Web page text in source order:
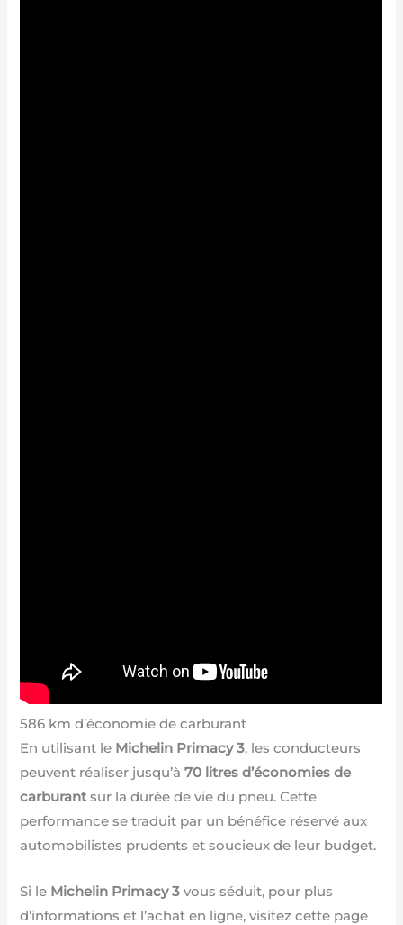
586 km d’économie de carburant
En utilisant le Michelin Primacy 3, les conducteurs
peuvent réaliser jusqu’à70 litres d’économies de
carburantsur la durée de vie du pneu. Cette
performance se traduit par un bénéfice réservé aux
automobilistes prudents et soucieux de leur budget.
Si le Michelin Primacy 3 vous séduit, pour plus
d’informations et l’achat en ligne, visitez cette page